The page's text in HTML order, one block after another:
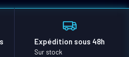
Expédition sous 48h
Sur stock